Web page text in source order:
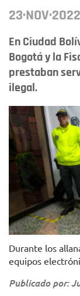
23·NOV·2022
En Ciudad
Bogotá y la
prestaban
ilegal.
Durante los
equipos
Publicado por: